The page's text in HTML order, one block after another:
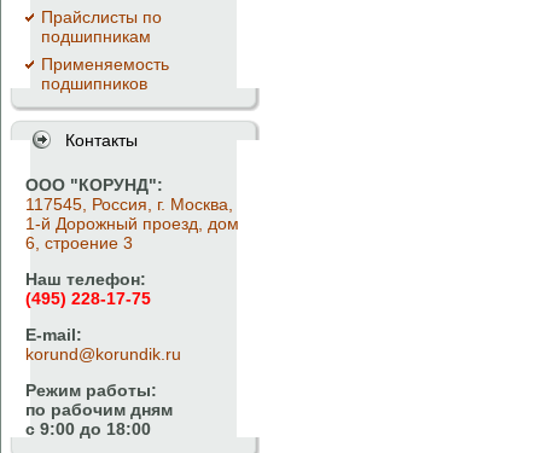
Прайслисты по
подшипникам
Применяемость
подшипников
Контакты
ООО "КОРУНД":
117545, Россия, г. Москва,
1-й Дорожный проезд, дом
6, строение 3
Наш телефон:
(495) 228-17-75
E-mail:
korund@korundik.ru
Режим работы:
по рабочим дням
с 9:00 до 18:00